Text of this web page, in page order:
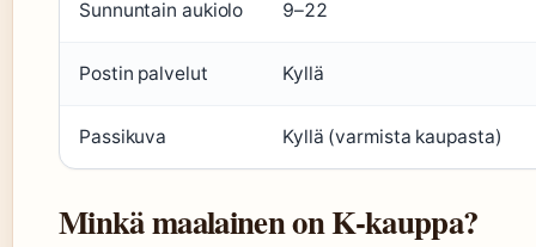
Sunnuntain aukiolo 9–22
Postin palvelut Kyllä
Passikuva Kyllä (varmista kaupasta)
Minkä maalainen on K-kauppa?